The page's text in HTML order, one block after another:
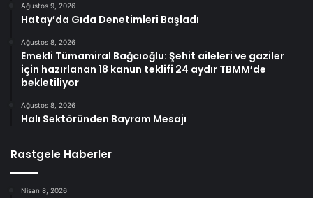
Ağustos 9, 2026
Hatay’da Gıda Denetimleri Başladı
Ağustos 8, 2026
Emekli Tümamiral Bağcıoğlu: Şehit aileleri ve gaziler
için hazırlanan 18 kanun teklifi 24 aydır TBMM’de
bekletiliyor
Ağustos 8, 2026
Halı Sektöründen Bayram Mesajı
Rastgele Haberler
Nisan 8, 2026